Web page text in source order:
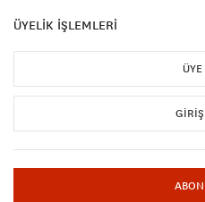
ÜYELİK İŞLEMLERİ